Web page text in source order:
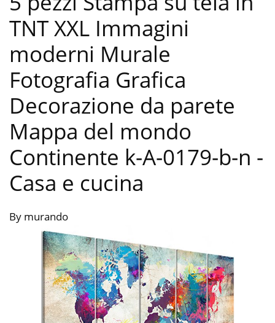
TNT XXL Immagini
moderni Murale
Fotografia Grafica
Decorazione da parete
Mappa del mondo
Continente k-A-0179-b-n -
Casa e cucina
By murando